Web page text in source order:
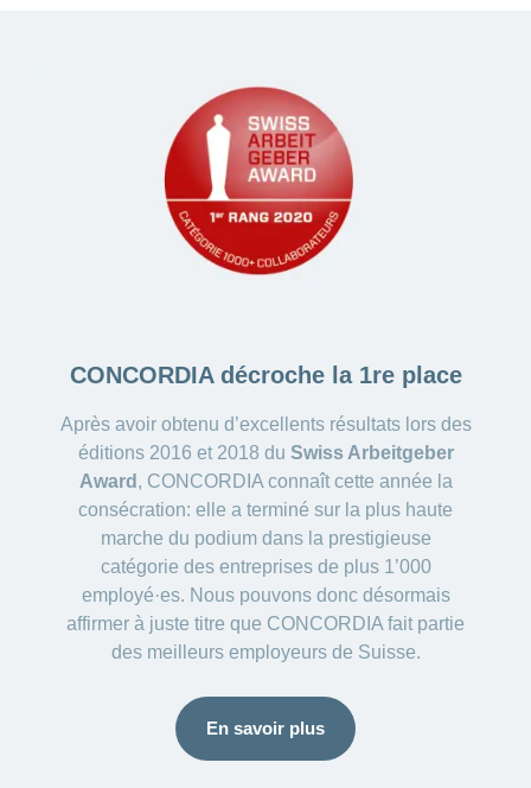
CONCORDIA décroche la 1re place
Après avoir obtenu d’excellents résultats lors des
éditions 2016 et 2018 du Swiss Arbeitgeber
Award , CONCORDIA connaît cette année la
consécration: elle a terminé sur la plus haute
marche du podium dans la prestigieuse
catégorie des entreprises de plus 1’000
employé·es. Nous pouvons donc désormais
affirmer à juste titre que CONCORDIA fait partie
des meilleurs employeurs de Suisse.
En savoir plus